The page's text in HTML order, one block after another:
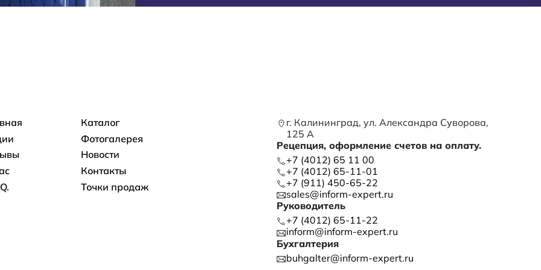
навигацияКаталог
Фотогалерея
Новости
Контакты
Точки продаж
г. Калининград, ул. Александра Суворова,
125 А
Рецепция, оформление счетов на оплату.
+7 (4012) 65 11 00
+7 (4012) 65-11-01
+7 (911) 450-65-22
sales@inform-expert.ru
Руководитель
+7 (4012) 65-11-22
inform@inform-expert.ru
Бухгалтерия
buhgalter@inform-expert.ru